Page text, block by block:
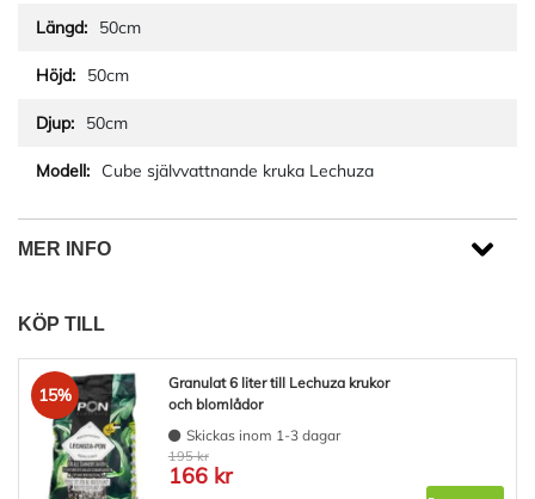
50cm
50cm
50cm
Cube självvattnande kruka Lechuza
MER INFO
KÖP TILL
15%
Granulat 6 liter till Lechuza krukor
och blomlådor
Skickas inom 1-3 dagar
195 kr
166 kr